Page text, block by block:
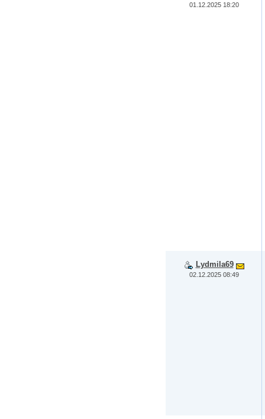
01.12.2025 18:20
Lydmila69
02.12.2025 08:49